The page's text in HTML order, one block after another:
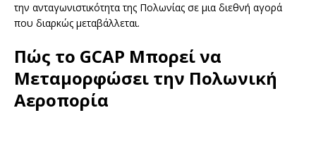
την ανταγωνιστικότητα της Πολωνίας σε μια διεθνή αγορά
που διαρκώς μεταβάλλεται.
Πώς το GCAP Μπορεί να
Μεταμορφώσει την Πολωνική
Αεροπορία